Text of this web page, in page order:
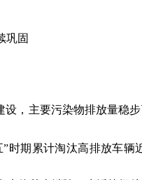
固
设，主要污染物排放量稳
”时期累计淘汰高排放车辆